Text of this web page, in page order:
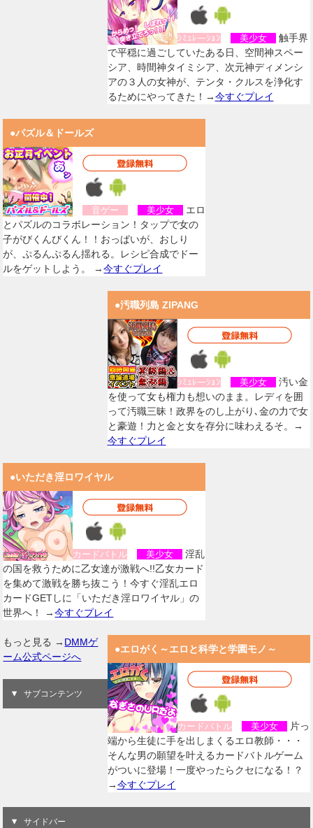
ｼﾐｭﾚーｼｮﾝ 美少女
触手界
で平穏に過ごしていたある日、空間神スペー
シア、時間神タイミシア、次元神ディメンシ
アの３人の女神が、テンタ・クルスを浄化す
るためにやってきた！→今すぐプレイ
●パズル＆ドールズ
音ゲー 美少女
エロ
とパズルのコラボレーション！タップで女の
子がびくんびくん！！おっぱいが、おしり
が、ぷるんぷるん揺れる。レシピ合成でドー
ルをゲットしよう。 →今すぐプレイ
●汚職列島 ZIPANG
ｼﾐｭﾚーｼｮﾝ 美少女
汚い金
を使って女も権力も想いのまま。レディを囲
って汚職三昧！政界をのし上がり､金の力で女
と豪遊！力と金と女を存分に味わえるそ。→
今すぐプレイ
●いただき淫ロワイヤル
カードバトル 美少女
淫乱
の国を救うために乙女達が激戦へ!!乙女カード
を集めて激戦を勝ち抜こう！今すぐ淫乱エロ
カードGETしに「いただき淫ロワイヤル」の
世界へ！ →今すぐプレイ
●エロがく～エロと科学と学園モノ～
カードバトル 美少女
片っ
端から生徒に手を出しまくるエロ教師・・・
そんな男の願望を叶えるカードバトルゲーム
がついに登場！一度やったらクセになる！？
→今すぐプレイ
もっと見る → DMMゲ
ーム公式ページへ
サブコンテンツ
サイドバー